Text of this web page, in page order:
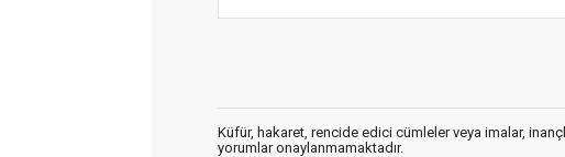
Küfür, hakaret, rencide edici cümleler veya imalar,
yorumlar onaylanmamaktadır.